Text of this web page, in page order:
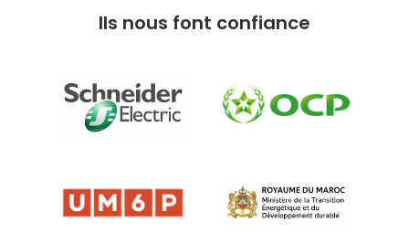
Ils nous font confiance